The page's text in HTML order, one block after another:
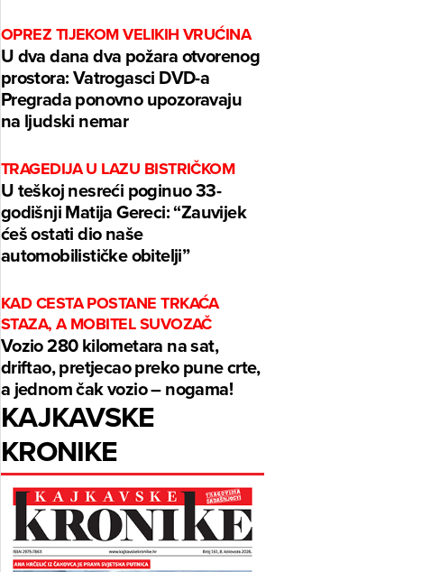
OPREZ TIJEKOM VELIKIH VRUĆINA
U dva dana dva požara otvorenog
prostora: Vatrogasci DVD-a
Pregrada ponovno upozoravaju
na ljudski nemar
TRAGEDIJA U LAZU BISTRIČKOM
U teškoj nesreći poginuo 33-
godišnji Matija Gereci: “Zauvijek
ćeš ostati dio naše
automobilističke obitelji”
KAD CESTA POSTANE TRKAĆA
STAZA, A MOBITEL SUVOZAČ
Vozio 280 kilometara na sat,
driftao, pretjecao preko pune crte,
a jednom čak vozio – nogama!
KAJKAVSKE
KRONIKE